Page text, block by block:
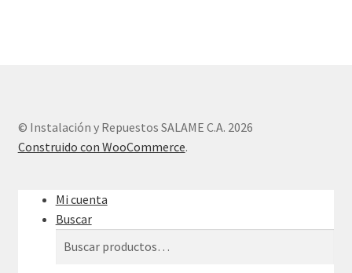
© Instalación y Repuestos SALAME C.A. 2026
Construido con WooCommerce.
Mi cuenta
Buscar